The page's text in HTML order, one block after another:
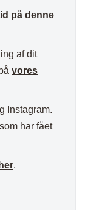
på denne
af dit
vores
Instagram.
har fået
her.